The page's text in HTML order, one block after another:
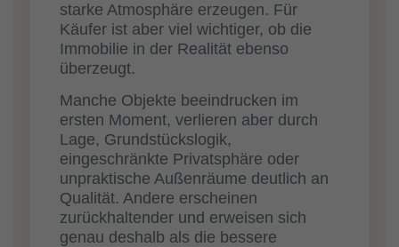
starke Atmosphäre erzeugen. Für
Käufer ist aber viel wichtiger, ob die
Immobilie in der Realität ebenso
überzeugt.
Manche Objekte beeindrucken im
ersten Moment, verlieren aber durch
Lage, Grundstückslogik,
eingeschränkte Privatsphäre oder
unpraktische Außenräume deutlich an
Qualität. Andere erscheinen
zurückhaltender und erweisen sich
genau deshalb als die bessere